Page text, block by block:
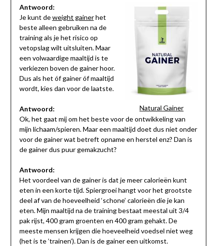
Natural Gainer
Antwoord:
Je kunt deweight gainerhet
beste alleen gebruiken na de
training als je het risico op
vetopslag wilt uitsluiten. Maar
een volwaardige maaltijd is te
verkiezen boven de gainer hoor.
Dus als het óf gainer óf maaltijd
wordt, kies dan voor de laatste.
Antwoord:
Ok, het gaat mij om het beste voor de ontwikkeling van
mijn lichaam/spieren. Maar een maaltijd doet dus niet onder
voor de gainer wat betreft opname en herstel enz? Dan is
de gainer dus puur gemakzucht?
Antwoord:
Het voordeel van de gainer is dat je meer calorieën kunt
eten in een korte tijd. Spiergroei hangt voor het grootste
deel af van de hoeveelheid ‘schone’ calorieën die je kan
eten. Mijn maaltijd na de training bestaat meestal uit 3/4
pak rijst, 400 gram groenten en 400 gram gehakt. De
meeste mensen krijgen die hoeveelheid voedsel niet weg
(het is te ’trainen’). Dan is de gainer een uitkomst.